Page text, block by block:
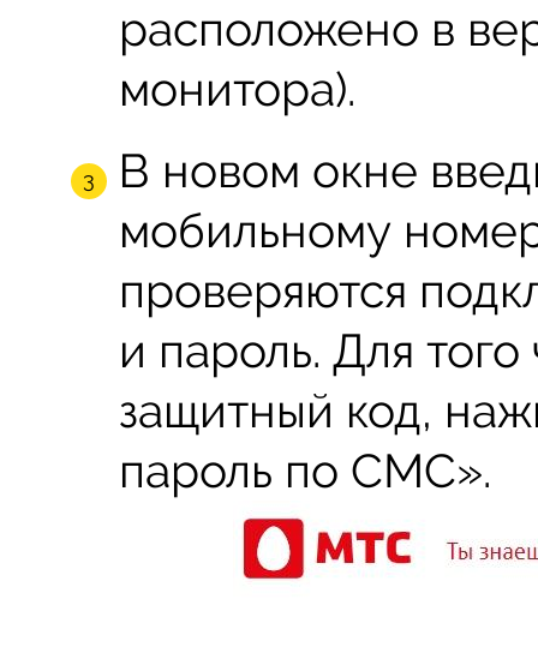
расположено в
монитора).
В новом окне
мобильному
проверяются
и пароль. Для
защитный код,
пароль по СМС».